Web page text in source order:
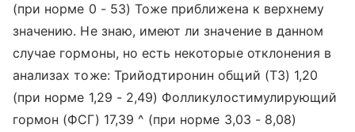
(при норме 0 - 53) Тоже приближена к верхнему
значению. Не знаю, имеют ли значение в данном
случае гормоны, но есть некоторые отклонения в
анализах тоже: Трийодтиронин общий (Т3) 1,20
(при норме 1,29 - 2,49) Фолликулостимулирующий
гормон (ФСГ) 17,39 ^ (при норме 3,03 - 8,08)